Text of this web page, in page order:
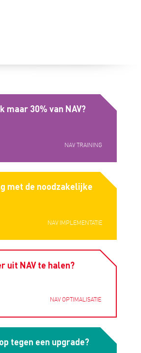
maar 30% van NAV?
NAV TRAINING
met de noodzakelijke
NAV IMPLEMENTATIE
uit NAV te halen?
NAV OPTIMALISATIE
tegen een upgrade?